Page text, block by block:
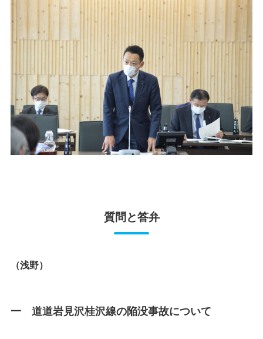
質問と答弁
（浅野）
一 道道岩見沢桂沢線の陥没事故について